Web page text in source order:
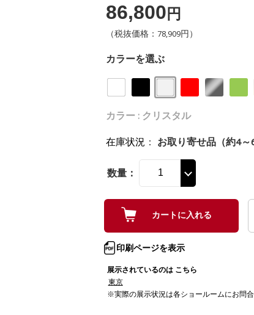
86,800 円
（税抜価格：78,909円）
カラーを選ぶ
カラー : クリスタル
在庫状況 ： お取り寄せ品（約4～
数量：
印刷ページを表示
展示されているのは こちら
東京
※実際の展示状況は各ショールームにお問